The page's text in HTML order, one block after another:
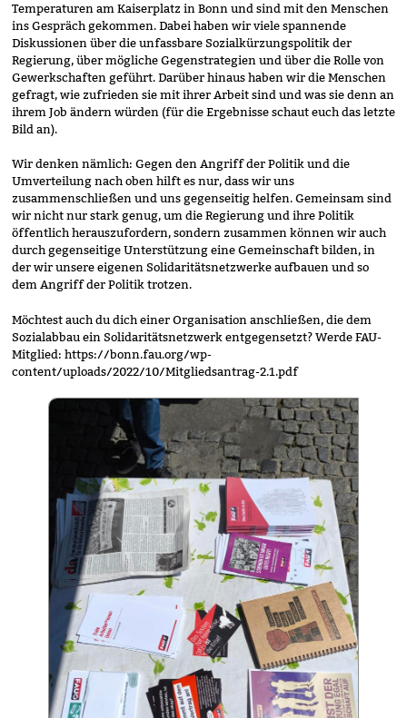
Temperaturen am Kaiserplatz in Bonn und sind mit den Menschen
ins Gespräch gekommen. Dabei haben wir viele spannende
Diskussionen über die unfassbare Sozialkürzungspolitik der
Regierung, über mögliche Gegenstrategien und über die Rolle von
Gewerkschaften geführt. Darüber hinaus haben wir die Menschen
gefragt, wie zufrieden sie mit ihrer Arbeit sind und was sie denn an
ihrem Job ändern würden (für die Ergebnisse schaut euch das letzte
Bild an).
Wir denken nämlich: Gegen den Angriff der Politik und die
Umverteilung nach oben hilft es nur, dass wir uns
zusammenschließen und uns gegenseitig helfen. Gemeinsam sind
wir nicht nur stark genug, um die Regierung und ihre Politik
öffentlich herauszufordern, sondern zusammen können wir auch
durch gegenseitige Unterstützung eine Gemeinschaft bilden, in
der wir unsere eigenen Solidaritätsnetzwerke aufbauen und so
dem Angriff der Politik trotzen.
Möchtest auch du dich einer Organisation anschließen, die dem
Sozialabbau ein Solidaritätsnetzwerk entgegensetzt? Werde FAU-
Mitglied: https://bonn.fau.org/wp-
content/uploads/2022/10/Mitgliedsantrag-2.1.pdf